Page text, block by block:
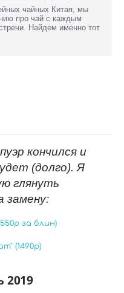
чайных Китая, мы
про чай с каждым
Найдем именно тот
кончился и
(долго). Я
глянуть
замену:
за блин)
(1490р)
2019